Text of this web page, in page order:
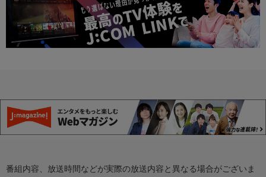
番組内容、放送時間などが実際の放送内容と異なる場合がございま